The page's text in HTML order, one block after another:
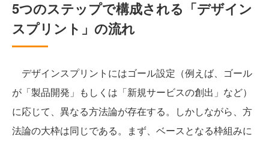
5つのステップで構成される「デザイン
スプリント」の流れ
デザインスプリントにはゴール設定（例えば、ゴール
が「製品開発」もしくは「新規サービスの創出」など）
に応じて、異なる方法論が存在する。しかしながら、方
法論の大枠は同じである。まず、ベースとなる枠組みに